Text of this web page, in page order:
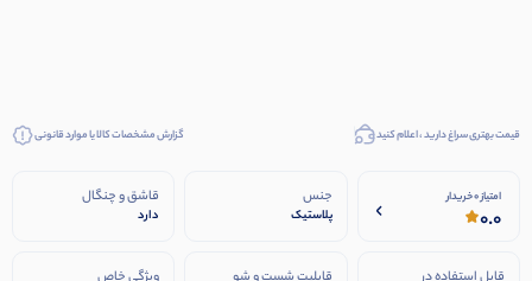
قیمت بهتری سراغ دارید ، اعلام کنید گزارش مشخصات کالا یا موارد قانونی
امتیاز 0 خریدار
0.0
جنس
پلاستیک
قاشق و چنگال
دارد